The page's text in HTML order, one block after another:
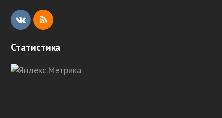
V
R
Статистика